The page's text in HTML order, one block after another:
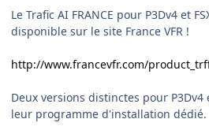
Le Trafic AI FRANCE pour P3Dv4 et
disponible sur le site France VFR !
http://www.francevfr.com/
Deux versions distinctes pour P3Dv4
leur programme d'installation dédié.